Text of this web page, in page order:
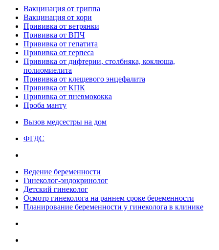
Вакцинация от гриппа
Вакцинация от кори
Прививка от ветрянки
Прививка от ВПЧ
Прививка от гепатита
Прививка от герпеса
Прививка от дифтерии, столбняка, коклюша,
полиомиелита
Прививка от клещевого энцефалита
Прививка от КПК
Прививка от пневмококка
Проба манту
Вызов медсестры на дом
ФГДС
Ведение беременности
Гинеколог-эндокринолог
Детский гинеколог
Осмотр гинеколога на раннем сроке беременности
Планирование беременности у гинеколога в клинике